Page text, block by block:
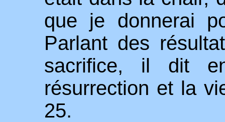
que je donnerai
Parlant des
sacrifice, il dit
résurrection et la
25.